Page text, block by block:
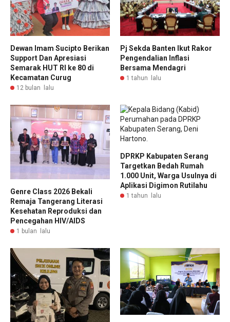
Dewan Imam Sucipto Berikan
Support Dan Apresiasi
Semarak HUT RI ke 80 di
Kecamatan Curug
12 bulan lalu
Pj Sekda Banten Ikut Rakor
Pengendalian Inflasi
Bersama Mendagri
1 tahun lalu
Genre Class 2026 Bekali
Remaja Tangerang Literasi
Kesehatan Reproduksi dan
Pencegahan HIV/AIDS
1 bulan lalu
DPRKP Kabupaten Serang
Targetkan Bedah Rumah
1.000 Unit, Warga Usulnya di
Aplikasi Digimon Rutilahu
1 tahun lalu